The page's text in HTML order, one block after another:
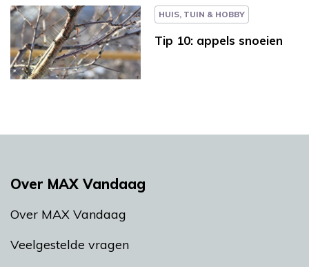
HUIS, TUIN & HOBBY
Tip 10: appels snoeien
Over MAX Vandaag
Over MAX Vandaag
Veelgestelde vragen